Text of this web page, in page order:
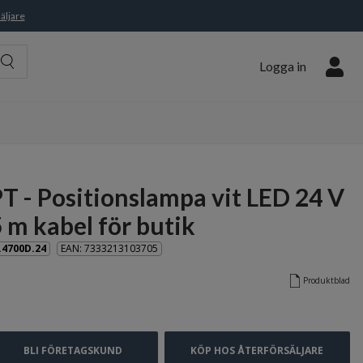
Logga in
- Positionslampa vit LED 24 V
m kabel för butik
EAN: 7333213103705
Produktblad
BLI FÖRETAGSKUND KÖP HOS ÅTERFÖRSÄLJARE